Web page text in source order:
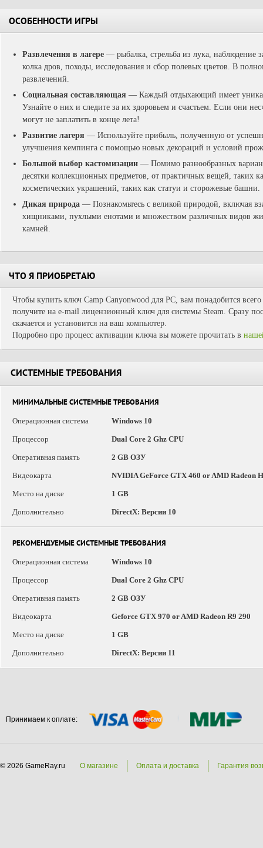
ОСОБЕННОСТИ ИГРЫ
Развлечения в лагере — рыбалка, стрельба из лука, наблюдение
колка дров, походы, исследования и сбор полевых цветов. В
развлечений.
Социальная составляющая — Каждый отдыхающий имеет
Узнайте о них и следите за их здоровьем и счастьем. Если они
могут не заплатить в конце лета!
Развитие лагеря — Используйте прибыль, полученную от
улучшения кемпинга с помощью новых декораций и условий
Большой выбор кастомизации — Помимо разнообразных
десятки коллекционных предметов, от практичных вещей, таких
косметических украшений, таких как статуи и сторожевые башни.
Дикая природа — Познакомьтесь с великой природой, включая
хищниками, пухлыми енотами и множеством различных видов
камней.
ЧТО Я ПРИОБРЕТАЮ
Чтобы купить ключ Camp Canyonwood для PC, вам понадобится
получите на e-mail лицензионный ключ для системы Steam. Сразу
скачается и установится на ваш компьютер.
Подробно про процесс активации ключа вы можете прочитать в
СИСТЕМНЫЕ ТРЕБОВАНИЯ
МИНИМАЛЬНЫЕ СИСТЕМНЫЕ ТРЕБОВАНИЯ
Операционная система
Windows 10
Процессор Dual Core 2 Ghz CPU
Оперативная память 2 GB ОЗУ
Видеокарта NVIDIA GeForce GTX 460 or AMD Radeon
Место на диске 1 GB
Дополнительно DirectX: Версии 10
РЕКОМЕНДУЕМЫЕ СИСТЕМНЫЕ ТРЕБОВАНИЯ
Операционная система
Windows 10
Процессор Dual Core 2 Ghz CPU
Оперативная память 2 GB ОЗУ
Видеокарта Geforce GTX 970 or AMD Radeon R9 290
Место на диске 1 GB
Дополнительно DirectX: Версии 11
Принимаем к оплате:
© 2026 GameRay.ru О магазине Оплата и доставка Гарантия